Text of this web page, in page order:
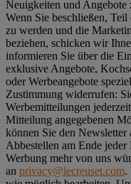
Neuigkeiten und Angebote
Wenn Sie beschließen,
zu werden und die
beziehen, schicken wir
informieren Sie über die
exklusive Angebote,
oder Werbeangebote
Zustimmung widerrufen:
Werbemitteilungen
Mitteilung angegebenen
können Sie den
Abbestellen am Ende
Werbung mehr von uns
an privacy@lecreuset.com.